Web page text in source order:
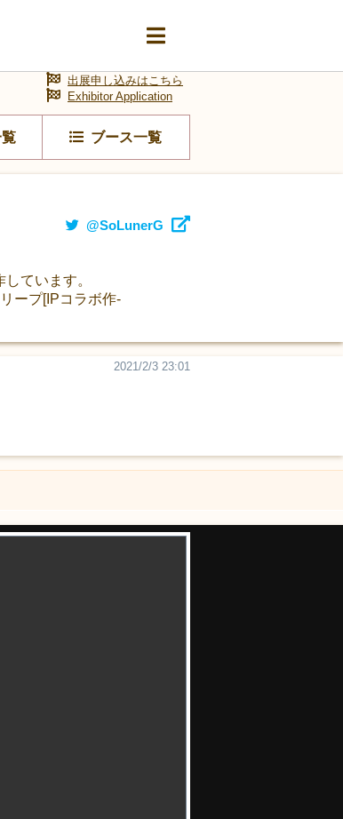
ブース一覧
出展申し込みはこちら
Exhibitor Application
@SoLunerG
ています。
ープ[IPコラボ作-
2021/2/3 23:01